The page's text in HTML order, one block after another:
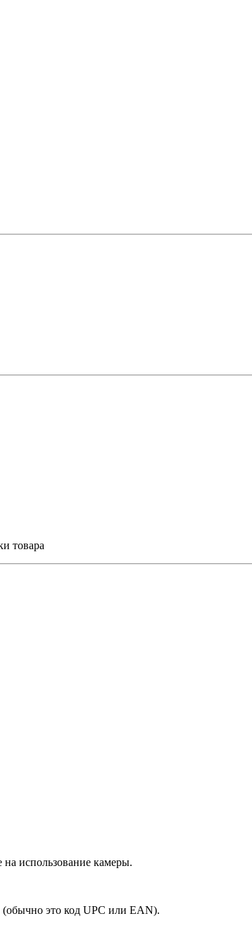
товара
использование камеры.
это код UPC или EAN).